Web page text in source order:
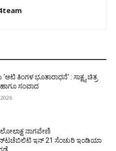
ತಿಂಗಳ ಭೂತಾರಾಧನೆ’ : ಸಾಕ್ಷ್ಯ ಚಿತ್ರ
ಸಂವಾದ
ಲೋಲಾಕ್ಷ ನಾಗವೇಣಿ
ಇನ್ 21 ಸೆಂಚುರಿ ಇಂಡಿಯಾ